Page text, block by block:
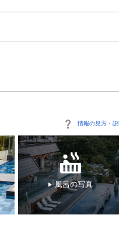
情報の見方・説
風呂の写真